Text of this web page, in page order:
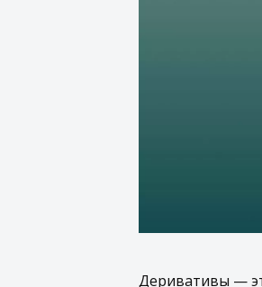
Деривативы —